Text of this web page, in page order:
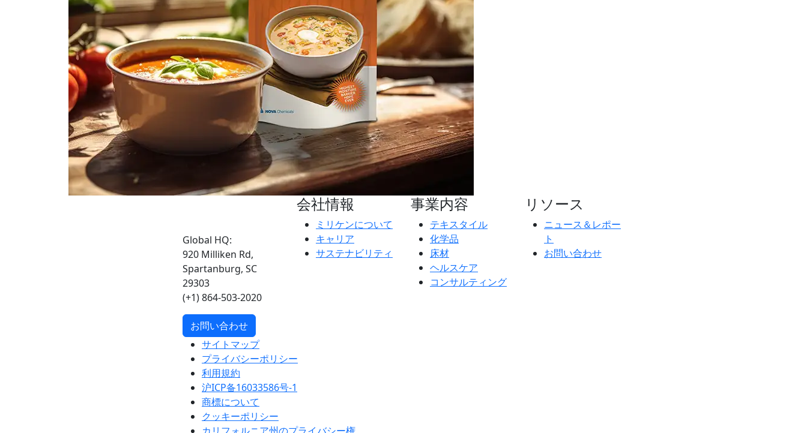
Global HQ:
920 Milliken Rd,
Spartanburg, SC
29303
(+1) 864-503-2020
お問い合わせ
会社情報
ミリケンについて
キャリア
サステナビリティ
事業内容
テキスタイル
化学品
床材
ヘルスケア
コンサルティング
リソース
ニュース＆レポー
ト
お問い合わせ
サイトマップ
プライバシーポリシー
利用規約
沪ICP备16033586号-1
商標について
クッキーポリシー